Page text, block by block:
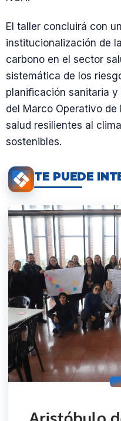
El taller concluirá con
institucionalización de
carbono en el sector
sistemática de los
planificación sanitaria y
del Marco Operativo de
salud resilientes al
sostenibles.
TE PUEDE